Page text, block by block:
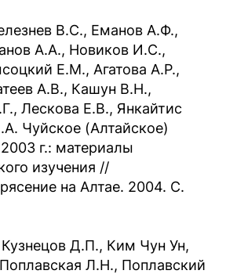
В.С., Еманов А.Ф.,
A.A., Новиков И.С.,
E.M., Агатова A.Р.,
A.В., Кашун В.Н.,
Лескова E.В., Янкайтис
Чуйское (Алтайское)
г.: материалы
изучения //
на Алтае. 2004. С.
Д.П., Ким Чун Ун,
Л.Н., Поплавский